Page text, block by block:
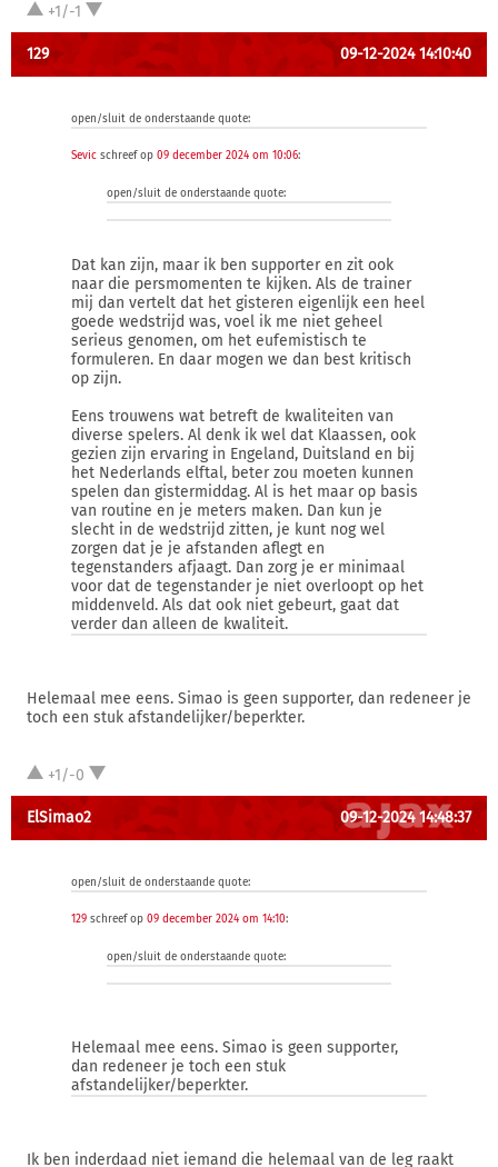
+1/-1
129 09-12-2024 14:10:40
open/sluit de onderstaande quote:
Sevic schreef op 09 december 2024 om 10:06:
open/sluit de onderstaande quote:
Dat kan zijn, maar ik ben supporter en zit ook
naar die persmomenten te kijken. Als de trainer
mij dan vertelt dat het gisteren eigenlijk een heel
goede wedstrijd was, voel ik me niet geheel
serieus genomen, om het eufemistisch te
formuleren. En daar mogen we dan best kritisch
op zijn.
Eens trouwens wat betreft de kwaliteiten van
diverse spelers. Al denk ik wel dat Klaassen, ook
gezien zijn ervaring in Engeland, Duitsland en bij
het Nederlands elftal, beter zou moeten kunnen
spelen dan gistermiddag. Al is het maar op basis
van routine en je meters maken. Dan kun je
slecht in de wedstrijd zitten, je kunt nog wel
zorgen dat je je afstanden aflegt en
tegenstanders afjaagt. Dan zorg je er minimaal
voor dat de tegenstander je niet overloopt op het
middenveld. Als dat ook niet gebeurt, gaat dat
verder dan alleen de kwaliteit.
Helemaal mee eens. Simao is geen supporter, dan redeneer je
toch een stuk afstandelijker/beperkter.
+1/-0
ElSimao2 09-12-2024 14:48:37
open/sluit de onderstaande quote:
129 schreef op 09 december 2024 om 14:10:
open/sluit de onderstaande quote:
Helemaal mee eens. Simao is geen supporter,
dan redeneer je toch een stuk
afstandelijker/beperkter.
Ik ben inderdaad niet iemand die helemaal van de leg raakt